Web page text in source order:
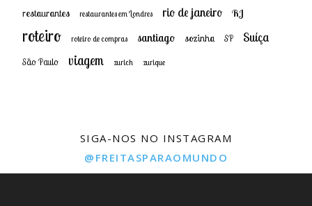
restaurantes restaurantes em Londres rio de janeiro RJ
roteiro roteiro de compras santiago sozinha SP Suíça
São Paulo viagem zurich zurique
SIGA-NOS NO INSTAGRAM
@FREITASPARAOMUNDO